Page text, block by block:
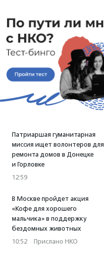
Патриаршая гуманитарная
миссия ищет волонтеров для
ремонта домов в Донецке
и Горловке
12:59
В Москве пройдет акция
«Кофе для хорошего
мальчика» в поддержку
бездомных животных
10:52 · Прислано НКО